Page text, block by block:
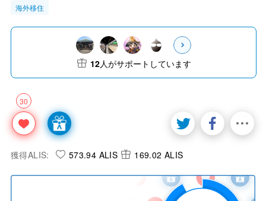
海外移住
30
12人がサポートしています
獲得ALIS: 573.94 ALIS 169.02 ALIS